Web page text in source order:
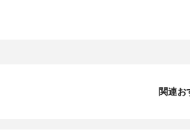
関連お